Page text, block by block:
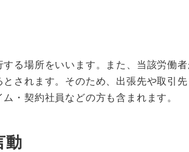
る場所をいいます。また、当該労働
されます。そのため、出張先や取引
・契約社員などの方も含まれます。
動